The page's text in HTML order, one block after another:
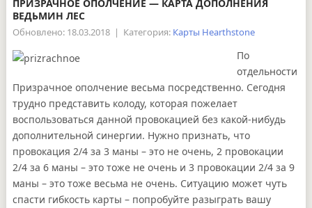
ПРИЗРАЧНОЕ ОПОЛЧЕНИЕ — КАРТА ДОПОЛНЕНИЯ
ВЕДЬМИН ЛЕС
Обновлено: 18.03.2018 | Категория: Карты Hearthstone
По
отдельности
Призрачное ополчение весьма посредственно. Сегодня
трудно представить колоду, которая пожелает
воспользоваться данной провокацией без какой-нибудь
дополнительной синергии. Нужно признать, что
провокация 2/4 за 3 маны – это не очень, 2 провокации
2/4 за 6 маны – это тоже не очень и 3 провокации 2/4 за 9
маны – это тоже весьма не очень. Ситуацию может чуть
спасти гибкость карты – попробуйте разыграть вашу